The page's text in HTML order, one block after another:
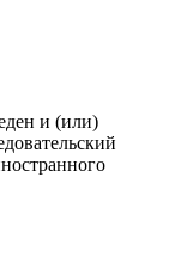
и (или)